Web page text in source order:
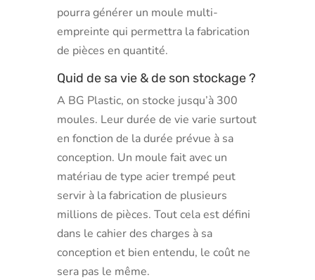
pourra générer un moule multi-
empreinte qui permettra la fabrication
de pièces en quantité.
Quid de sa vie & de son stockage ?
A BG Plastic, on stocke jusqu’à 300
moules. Leur durée de vie varie surtout
en fonction de la durée prévue à sa
conception. Un moule fait avec un
matériau de type acier trempé peut
servir à la fabrication de plusieurs
millions de pièces. Tout cela est défini
dans le cahier des charges à sa
conception et bien entendu, le coût ne
sera pas le même.